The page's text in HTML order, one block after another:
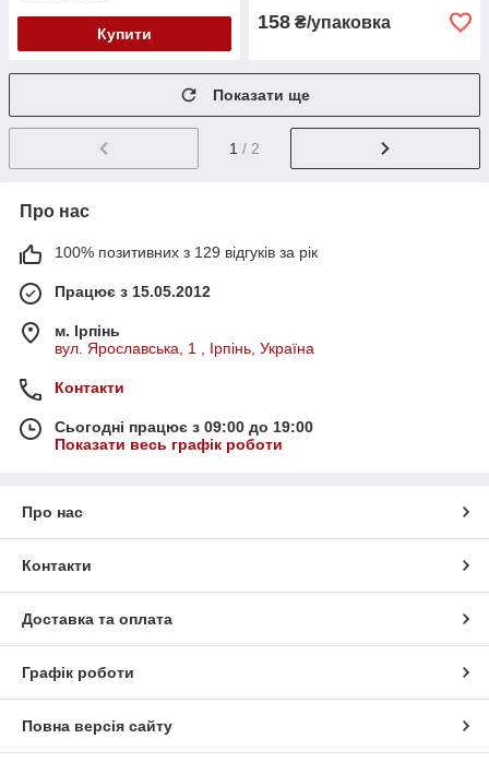
Купити
158 ₴/упаковка
Показати ще
1 / 2
Про нас
100% позитивних з 129 відгуків за рік
Працює з 15.05.2012
м. Ірпінь
вул. Ярославська, 1 , Ірпінь, Україна
Контакти
Сьогодні працює з 09:00 до 19:00
Показати весь графік роботи
Про нас
Контакти
Доставка та оплата
Графік роботи
Повна версія сайту